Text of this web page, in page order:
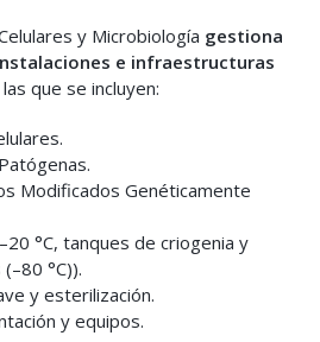
y Microbiología gestiona
e infraestructuras
que se incluyen:
Modificados Genéticamente
°C, tanques de criogenia y
°C)).
y esterilización.
y equipos.